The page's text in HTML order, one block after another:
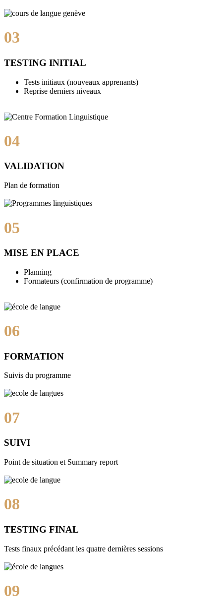
03
TESTING INITIAL
Tests initiaux (nouveaux apprenants)
Reprise derniers niveaux
04
VALIDATION
Plan de formation
05
MISE EN PLACE
Planning
Formateurs (confirmation de programme)
06
FORMATION
Suivis du programme
07
SUIVI
Point de situation et Summary report
08
TESTING FINAL
Tests finaux précédant les quatre dernières sessions
09